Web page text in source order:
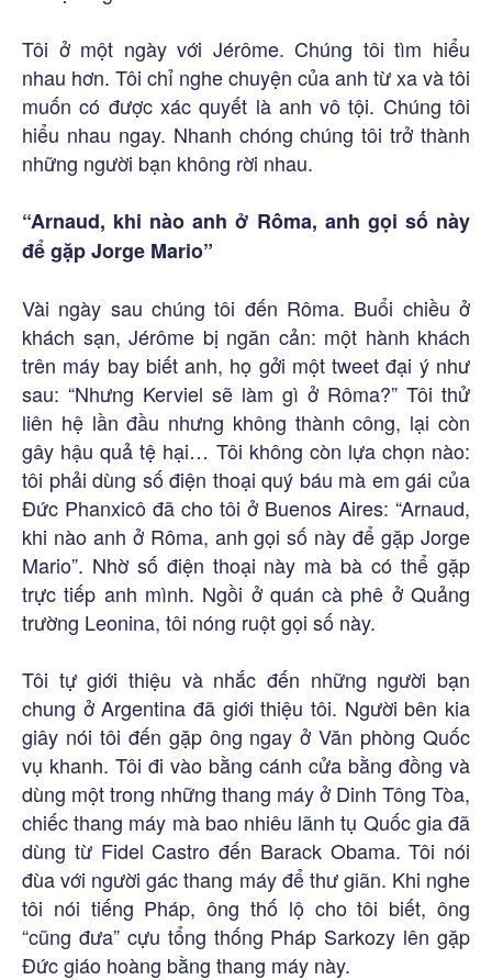
Tôi ở một ngày với Jérôme. Chúng tôi tìm hiểu
nhau hơn. Tôi chỉ nghe chuyện của anh từ xa và tôi
muốn có được xác quyết là anh vô tội. Chúng tôi
hiểu nhau ngay. Nhanh chóng chúng tôi trở thành
những người bạn không rời nhau.
“Arnaud, khi nào anh ở Rôma, anh gọi số này
để gặp Jorge Mario”
Vài ngày sau chúng tôi đến Rôma. Buổi chiều ở
khách sạn, Jérôme bị ngăn cản: một hành khách
trên máy bay biết anh, họ gởi một tweet đại ý như
sau: “Nhưng Kerviel sẽ làm gì ở Rôma?” Tôi thử
liên hệ lần đầu nhưng không thành công, lại còn
gây hậu quả tệ hại… Tôi không còn lựa chọn nào:
tôi phải dùng số điện thoại quý báu mà em gái của
Đức Phanxicô đã cho tôi ở Buenos Aires: “Arnaud,
khi nào anh ở Rôma, anh gọi số này để gặp Jorge
Mario”. Nhờ số điện thoại này mà bà có thể gặp
trực tiếp anh mình. Ngồi ở quán cà phê ở Quảng
trường Leonina, tôi nóng ruột gọi số này.
Tôi tự giới thiệu và nhắc đến những người bạn
chung ở Argentina đã giới thiệu tôi. Người bên kia
giây nói tôi đến gặp ông ngay ở Văn phòng Quốc
vụ khanh. Tôi đi vào bằng cánh cửa bằng đồng và
dùng một trong những thang máy ở Dinh Tông Tòa,
chiếc thang máy mà bao nhiêu lãnh tụ Quốc gia đã
dùng từ Fidel Castro đến Barack Obama. Tôi nói
đùa với người gác thang máy để thư giãn. Khi nghe
tôi nói tiếng Pháp, ông thố lộ cho tôi biết, ông
“cũng đưa” cựu tổng thống Pháp Sarkozy lên gặp
Đức giáo hoàng bằng thang máy này.